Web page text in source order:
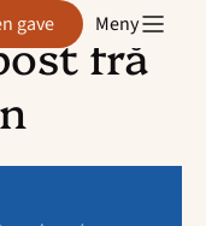
gave Meny
frå